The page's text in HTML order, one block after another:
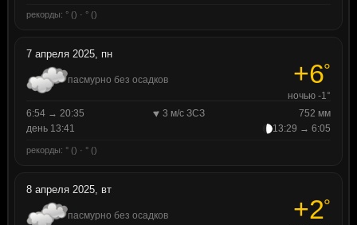
рекорды: ° () · ° ()
7 апреля 2025, пн
пасмурно без осадков +6°
ночью -1°
6:54 → 20:35
3 м/с ЗСЗ
752 мм
день 13:41
13:29 → 6:05
рекорды: ° () · ° ()
8 апреля 2025, вт
пасмурно без осадков +2°